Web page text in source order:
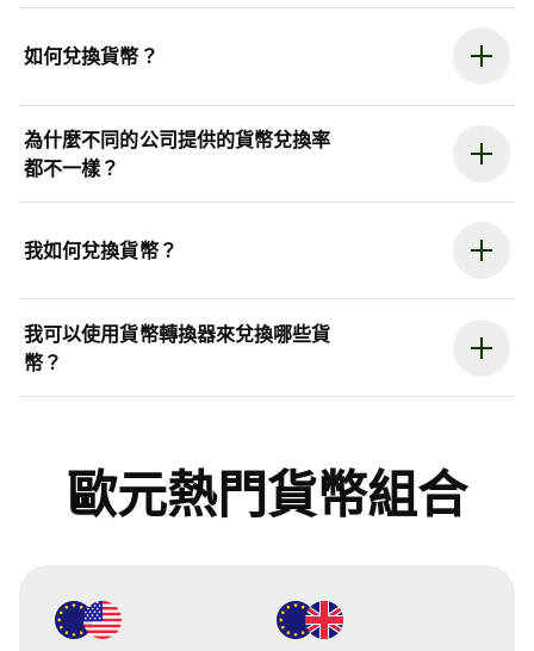
如何兌換貨幣？
為什麼不同的公司提供的貨幣兌換率
都不一樣？
我如何兌換貨幣？
我可以使用貨幣轉換器來兌換哪些貨
幣？
歐元熱門貨幣組合